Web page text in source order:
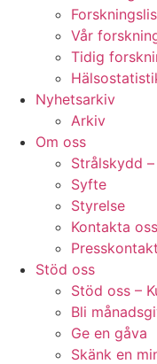
Vår
Tidig
Nyhetsarkiv
Arkiv
Om oss
Strålskydd
Syfte
Styrelse
Kontakta oss
Stöd oss
Stöd oss –
Bli
Ge en gåva
Skänk en